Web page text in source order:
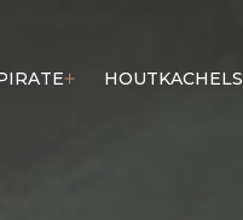
HOUTKACHELS